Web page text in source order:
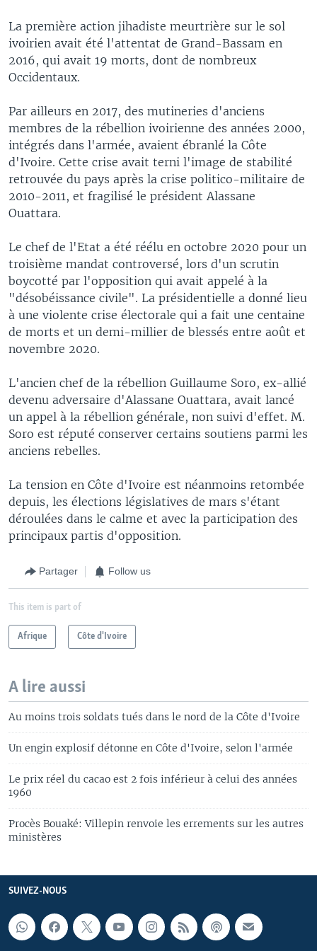
La première action jihadiste meurtrière sur le sol
ivoirien avait été l'attentat de Grand-Bassam en
2016, qui avait 19 morts, dont de nombreux
Occidentaux.
Par ailleurs en 2017, des mutineries d'anciens
membres de la rébellion ivoirienne des années 2000,
intégrés dans l'armée, avaient ébranlé la Côte
d'Ivoire. Cette crise avait terni l'image de stabilité
retrouvée du pays après la crise politico-militaire de
2010-2011, et fragilisé le président Alassane
Ouattara.
Le chef de l'Etat a été réélu en octobre 2020 pour un
troisième mandat controversé, lors d'un scrutin
boycotté par l'opposition qui avait appelé à la
"désobéissance civile". La présidentielle a donné lieu
à une violente crise électorale qui a fait une centaine
de morts et un demi-millier de blessés entre août et
novembre 2020.
L'ancien chef de la rébellion Guillaume Soro, ex-allié
devenu adversaire d'Alassane Ouattara, avait lancé
un appel à la rébellion générale, non suivi d'effet. M.
Soro est réputé conserver certains soutiens parmi les
anciens rebelles.
La tension en Côte d'Ivoire est néanmoins retombée
depuis, les élections législatives de mars s'étant
déroulées dans le calme et avec la participation des
principaux partis d'opposition.
Partager Follow us
This item is part of
Afrique Côte d'Ivoire
A lire aussi
Au moins trois soldats tués dans le nord de la Côte d'Ivoire
Un engin explosif détonne en Côte d'Ivoire, selon l'armée
Le prix réel du cacao est 2 fois inférieur à celui des années
1960
Procès Bouaké: Villepin renvoie les errements sur les autres
ministères
SUIVEZ-NOUS